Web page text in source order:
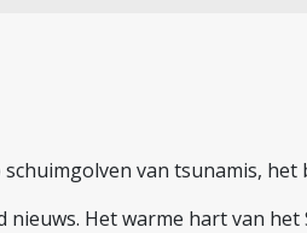
van tsunamis, het
Het warme hart van